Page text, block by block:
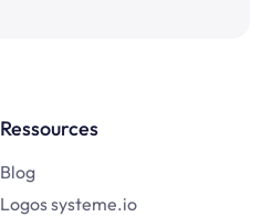
Ressources
Blog
Logos systeme.io